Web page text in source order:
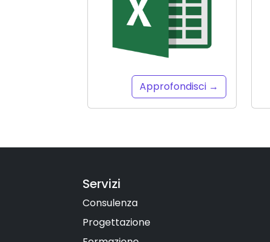
Approfondisci →
Servizi
Consulenza
Progettazione